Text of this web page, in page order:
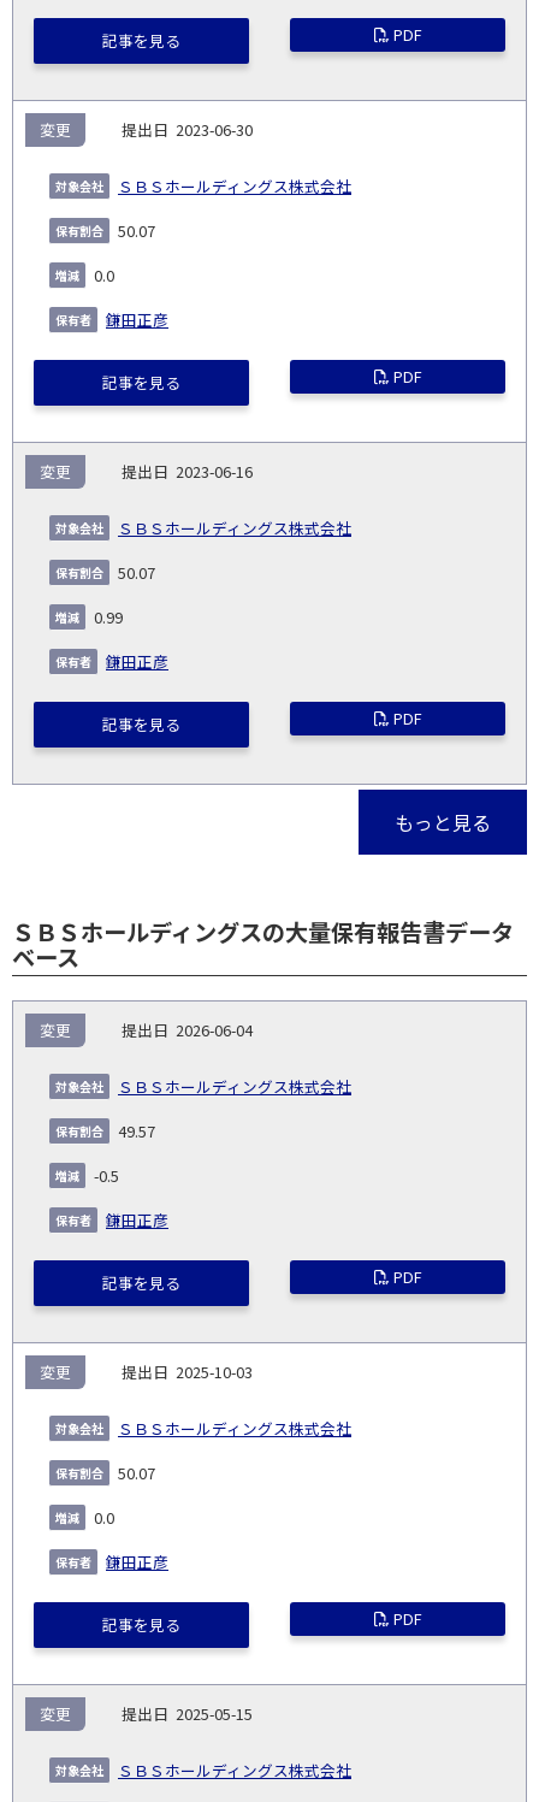
記事を見る PDF
2023-06-30
ＳＢＳホールディングス株式会社
変更
50.07
0.0
鎌田正彦
記事を見る PDF
2023-06-16
ＳＢＳホールディングス株式会社
変更
50.07
0.99
鎌田正彦
記事を見る PDF
もっと見る
ＳＢＳホールディングスの大量保有報告書データ
ベース
NO.
告
義
務
発
生
日
出
コー
象
業
種
割
2026-06-04
ＳＢＳホールディングス株式会社
変更
49.57
-0.5
鎌田正彦
記事を見る PDF
2025-10-03
ＳＢＳホールディングス株式会社
変更
50.07
0.0
鎌田正彦
記事を見る PDF
2025-05-15
ＳＢＳホールディングス株式会社
変更